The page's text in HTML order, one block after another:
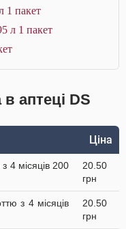
1 пакет
л 1 пакет
в аптеці DS
Ціна
4 місяців 200
20.50
грн
з 4 місяців
20.50
грн